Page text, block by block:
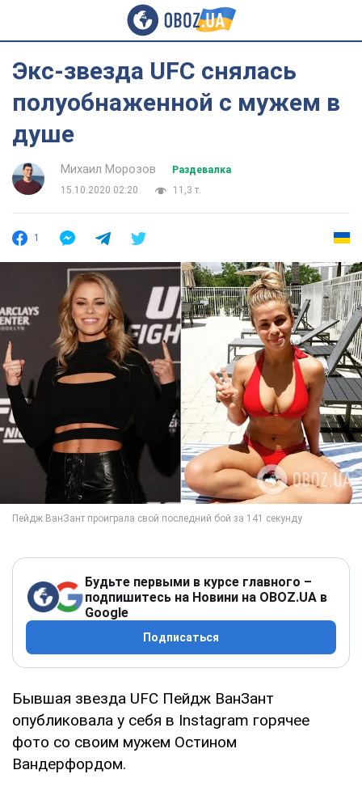
Экс-звезда UFC снялась
полуобнаженной с мужем в
душе
Михаил Морозов
Раздевалка
15.10.2020 02:20
11,3 т.
1
Будьте первыми в курсе главного –
подпишитесь на Новини на OBOZ.UA в
Google
Подписаться
Бывшая звезда UFC Пейдж ВанЗант
опубликовала у себя в Instagram горячее
фото со своим мужем Остином
Вандерфордом.